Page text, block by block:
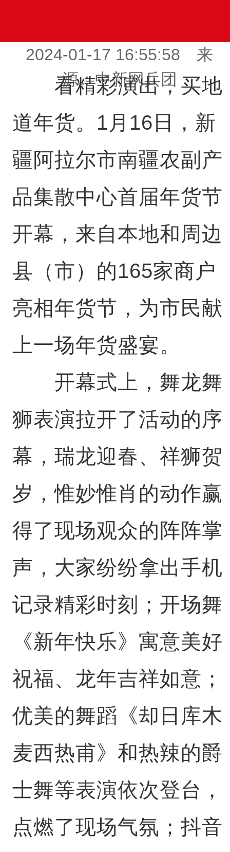
2024-01-17 16:55:58 来
源：中新网兵团
看精彩演出，买地
道年货。1月16日，新
疆阿拉尔市南疆农副产
品集散中心首届年货节
开幕，来自本地和周边
县（市）的165家商户
亮相年货节，为市民献
上一场年货盛宴。
开幕式上，舞龙舞
狮表演拉开了活动的序
幕，瑞龙迎春、祥狮贺
岁，惟妙惟肖的动作赢
得了现场观众的阵阵掌
声，大家纷纷拿出手机
记录精彩时刻；开场舞
《新年快乐》寓意美好
祝福、龙年吉祥如意；
优美的舞蹈《却日库木
麦西热甫》和热辣的爵
士舞等表演依次登台，
点燃了现场气氛；抖音